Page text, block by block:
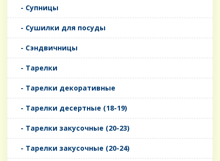
- Супницы
- Сушилки для посуды
- Сэндвичницы
- Тарелки
- Тарелки декоративные
- Тарелки десертные (18-19)
- Тарелки закусочные (20-23)
- Тарелки закусочные (20-24)